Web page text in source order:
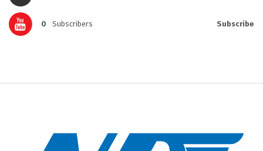
0 Subscribers Subscribe